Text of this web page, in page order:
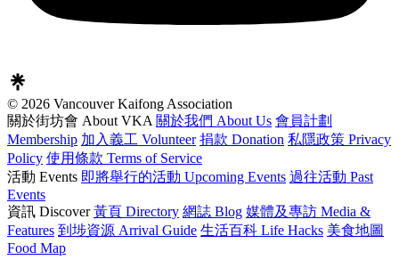
© 2026 Vancouver Kaifong Association
關於街坊會 About VKA 關於我們 About Us 會員計劃
Membership 加入義工 Volunteer 捐款 Donation 私隱政策 Privacy
Policy 使用條款 Terms of Service
活動 Events 即將舉行的活動 Upcoming Events 過往活動 Past
Events
資訊 Discover 黃頁 Directory 網誌 Blog 媒體及專訪 Media &
Features 到埗資源 Arrival Guide 生活百科 Life Hacks 美食地圖
Food Map